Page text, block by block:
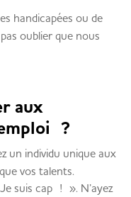
handicapées ou de
oublier que nous
aux
?
un individu unique aux
vos talents.
suis cap ! ». N’ayez